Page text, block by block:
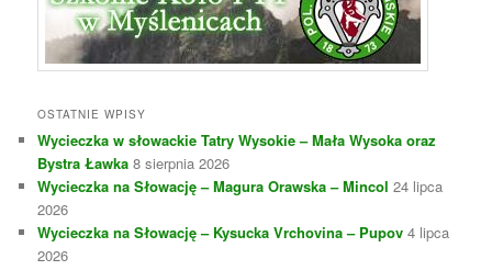
OSTATNIE WPISY
Wycieczka w słowackie Tatry Wysokie – Mała Wysoka oraz
Bystra Ławka 8 sierpnia 2026
Wycieczka na Słowację – Magura Orawska – Mincol 24 lipca
2026
Wycieczka na Słowację – Kysucka Vrchovina – Pupov 4 lipca
2026